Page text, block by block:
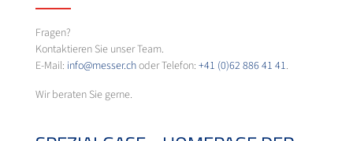
Fragen?
Kontaktieren Sie unser Team.
E-Mail: info@messer.choder Telefon: +41 (0)62 886 41 41.
Wir beraten Sie gerne.